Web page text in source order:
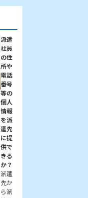
派遣
社員
の住
所や
電話
番号
等の
個人
情報
を派
遣先
に提
供で
きる
か？
派遣
先か
ら派